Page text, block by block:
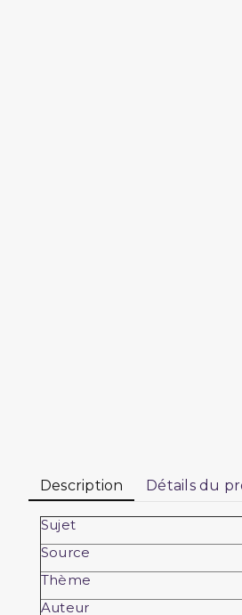
Description Détails du
Sujet
Source
Thème
Auteur